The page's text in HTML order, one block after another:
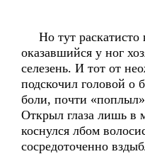
Но тут раскатисто
оказавшийся у ног
селезень. И тот от
подскочил головой о
боли, почти
Открыл глаза лишь в
коснулся лбом
сосредоточенно